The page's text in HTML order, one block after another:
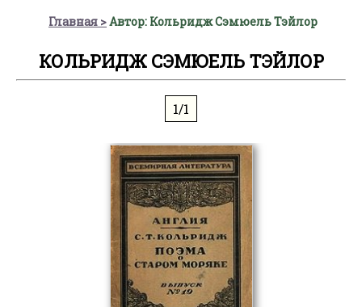
Главная Автор: Кольридж Сэмюель Тэйлор
КОЛЬРИДЖ СЭМЮЕЛЬ ТЭЙЛОР
1/1